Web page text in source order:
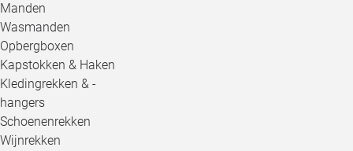
Manden
Wasmanden
Opbergboxen
Kapstokken & Haken
Kledingrekken & -
hangers
Schoenenrekken
Wijnrekken